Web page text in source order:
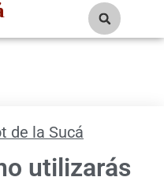
de la Sucá
utilizarás